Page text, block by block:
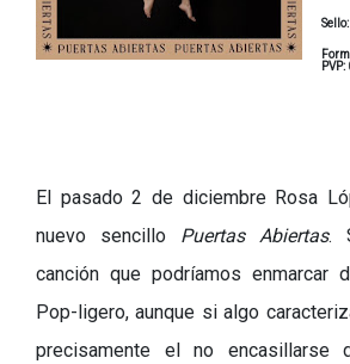
Sello:
PVP:
El pasado 2 de diciembre Rosa
nuevo sencillo Puertas Abiertas.
canción que podríamos enmarcar
Pop-ligero, aunque si algo
precisamente el no encasillarse